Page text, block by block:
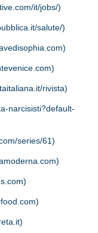
it/jobs/)
salute/)
)
)
rivista)
narcisisti?default-
series/61)
)
)
)
)